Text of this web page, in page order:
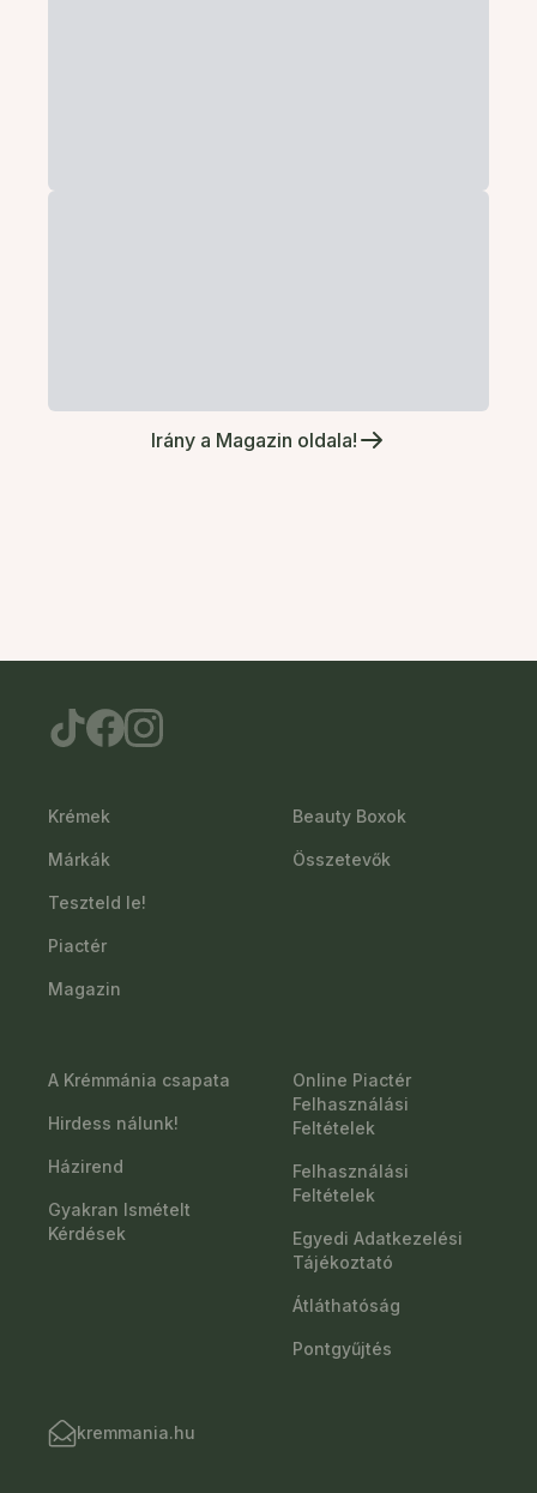
Irány a Magazin oldala!
Krémek
Márkák
Teszteld le!
Piactér
Magazin
Beauty Boxok
Összetevők
A Krémmánia csapata
Hirdess nálunk!
Házirend
Gyakran Ismételt
Kérdések
Online Piactér
Felhasználási
Feltételek
Felhasználási
Feltételek
Egyedi Adatkezelési
Tájékoztató
Átláthatóság
Pontgyűjtés
kremmania.hu